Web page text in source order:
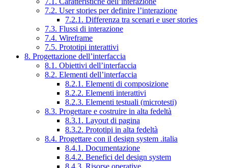
7.2. User stories per definire l’interazione
7.2.1. Differenza tra scenari e user stories
7.3. Flussi di interazione
7.4. Wireframe
7.5. Prototipi interattivi
8. Progettazione dell’interfaccia
8.1. Obiettivi dell’interfaccia
8.2. Elementi dell’interfaccia
8.2.1. Elementi di composizione
8.2.2. Elementi interattivi
8.2.3. Elementi testuali (microtesti)
8.3. Progettare e costruire in alta fedeltà
8.3.1. Layout di pagina
8.3.2. Prototipi in alta fedeltà
8.4. Progettare con il design system .italia
8.4.1. Documentazione
8.4.2. Benefici del design system
8.4.3. Risorse operative